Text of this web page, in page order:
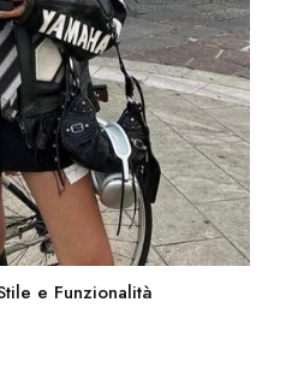
e Funzionalità